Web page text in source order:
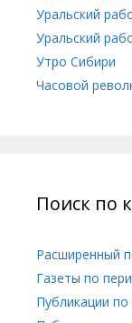
Уральский
Уральский
Утро Сибири
Часовой
Поиск по
Расширенный
Газеты по
Публикации по